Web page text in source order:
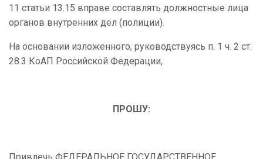
11 статьи 13.15 вправе составлять должностные лица
органов внутренних дел (полиции).
На основании изложенного, руководствуясь п. 1 ч. 2 ст.
28.3 КоАП Российской Федерации,
ПРОШУ: